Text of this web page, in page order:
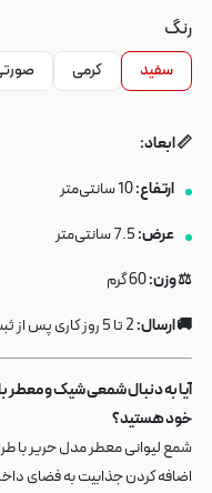
رنگ
سفید کرمی
📏 ابعاد:
ارتفاع:
عرض:
⚖️ وزن:
🚚 ارسال:
آیا به دنبال شمعی شیک و معطر
خود هستید؟
شمع لیوانی معطر مدل حریر با
اضافه کردن جذابیت به فضای